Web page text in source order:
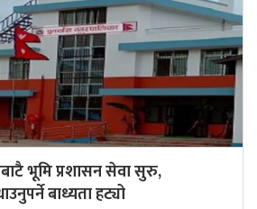
भूमि प्रशासन सेवा सुरु,
बाध्यता हट्यो